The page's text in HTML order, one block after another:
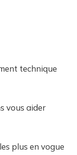
technique
vous aider
plus en vogue